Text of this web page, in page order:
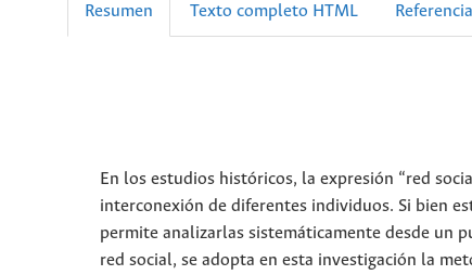
Resumen Texto completo HTML
En los estudios históricos, la expresión “red
interconexión de diferentes individuos. Si bien
permite analizarlas sistemáticamente desde un
red social, se adopta en esta investigación la